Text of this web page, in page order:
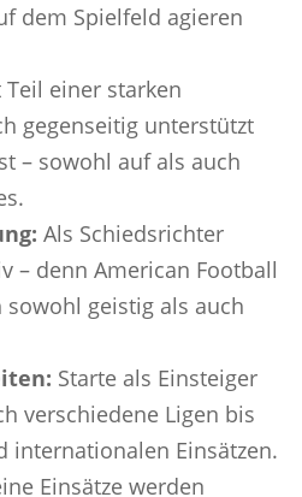
dem Spielfeld agieren
einer starken
gegenseitig unterstützt
– sowohl auf als auch
Als Schiedsrichter
– denn American Football
geistig als auch
Starte als Einsteiger
verschiedene Ligen bis
internationalen Einsätzen.
Einsätze werden